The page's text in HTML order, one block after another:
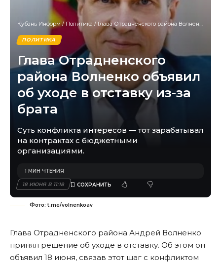
Кубань Информ/ Политика /Глава Отрадненского района Волненко объявил об уходе в отставку из-за брата
ПОЛИТИКА
Глава Отрадненского
района Волненко объявил
об уходе в отставку из-за
брата
Суть конфликта интересов — тот зарабатывал
на контрактах с бюджетными
организациями.
18 ИЮНЯ В 11:18
1 МИН ЧТЕНИЯ
Фото: t.me/volnenkoav
Глава Отрадненского района Андрей Волненко
принял решение об уходе в отставку. Об этом он
объявил 18 июня, связав этот шаг с конфликтом